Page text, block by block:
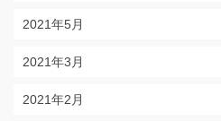
2021年5月
2021年3月
2021年2月